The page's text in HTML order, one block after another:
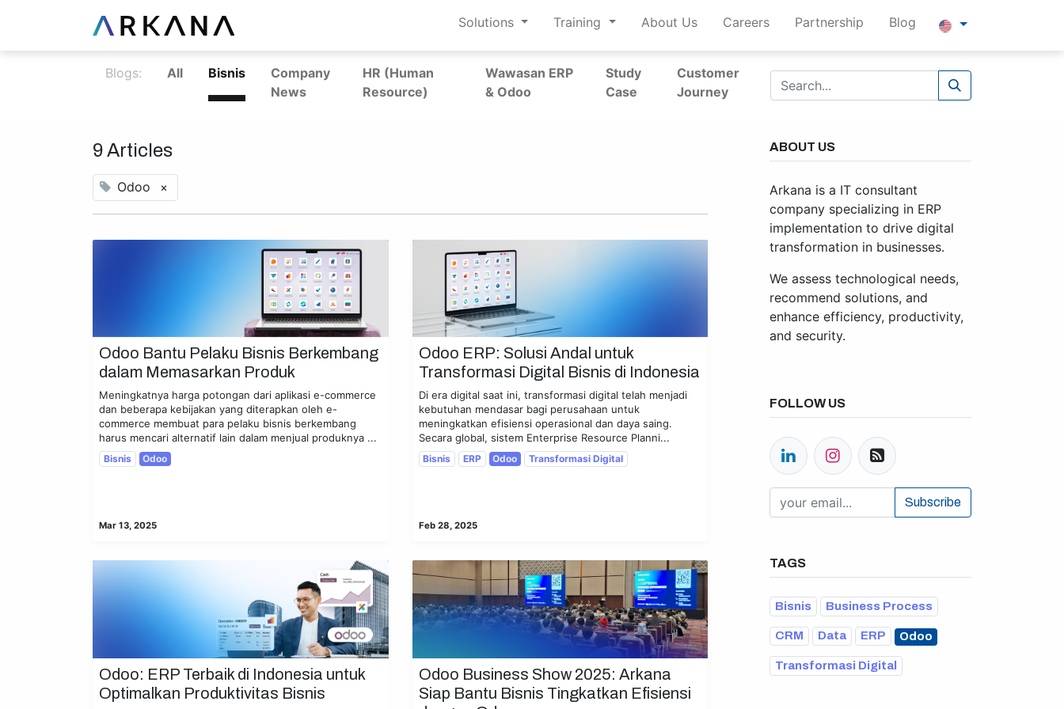
Solutions Training About Us Careers Partnership Blog
Blogs: All Bisnis
Company
News
HR (Human
Resource)
Wawasan ERP
& Odoo
Study
Case
Customer
Journey
9 Articles
Odoo ×
Odoo Bantu Pelaku Bisnis Berkembang
dalam Memasarkan Produk
Meningkatnya harga potongan dari aplikasi e-commerce
dan beberapa kebijakan yang diterapkan oleh e-
commerce membuat para pelaku bisnis berkembang
harus mencari alternatif lain dalam menjual produknya ...
Bisnis Odoo
Mar 13, 2025
Odoo ERP: Solusi Andal untuk
Transformasi Digital Bisnis di Indonesia
Di era digital saat ini, transformasi digital telah menjadi
kebutuhan mendasar bagi perusahaan untuk
meningkatkan efisiensi operasional dan daya saing.
Secara global, sistem Enterprise Resource Planni...
Bisnis ERP Odoo Transformasi Digital
Feb 28, 2025
Odoo: ERP Terbaik di Indonesia untuk
Optimalkan Produktivitas Bisnis
Odoo Business Show 2025: Arkana
Siap Bantu Bisnis Tingkatkan Efisiensi
ABOUT US
Arkana is a IT consultant
company specializing in ERP
implementation to drive digital
transformation in businesses.
We assess technological needs,
recommend solutions, and
enhance efficiency, productivity,
and security.
FOLLOW US
Subscribe
TAGS
Bisnis Business Process
CRM Data ERP Odoo
Transformasi Digital
Useful Links
Home
About us
Support
Customer Care
PT Arkana Solusi Digital-About us
We are Odoo Partner in Jakarta. Arkana is a team of
sales@arkana.co.id
+62 21-7834-1071
+62 812-3000-2326 (WhatsApp)​
Jl. Ampera Raya No.50A, Jakarta Selatan​
Follow us